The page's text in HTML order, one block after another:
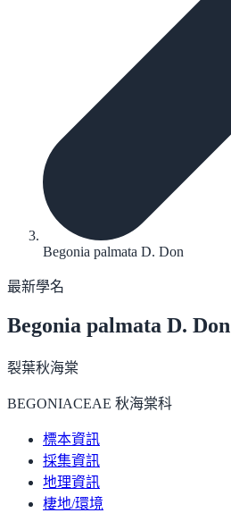
Begonia palmata D. Don
最新學名
Begonia palmata D. Don
裂葉秋海棠
BEGONIACEAE 秋海棠科
標本資訊
採集資訊
地理資訊
棲地/環境